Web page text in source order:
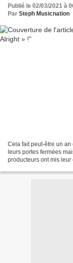
Publié le 02/03/2021 à
Par Steph Musicnation
Cela fait peut-être un
leurs portes fermées
producteurs ont mis